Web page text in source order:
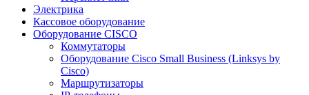
Электрика
Кассовое оборудование
Оборудование CISCO
Коммутаторы
Оборудование Cisco Small Business (Linksys by
Cisco)
Маршрутизаторы